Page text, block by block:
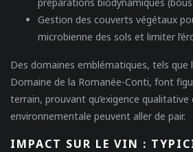
Gestion des couverts végétaux
microbienne des sols et limiter
Des domaines emblématiques, tels que
Domaine de la Romanée-Conti, font
terrain, prouvant qu’exigence
environnementale peuvent aller de pair.
IMPACT SUR LE VIN :